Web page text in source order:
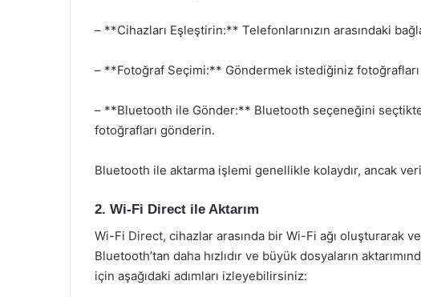
– **Cihazları Eşleştirin:** Telefonlarınızın arasındaki
– **Fotoğraf Seçimi:** Göndermek istediğiniz fotoğrafları
– **Bluetooth ile Gönder:** Bluetooth seçeneğini
fotoğrafları gönderin.
Bluetooth ile aktarma işlemi genellikle kolaydır, ancak
2. Wi-Fi Direct ile Aktarım
Wi-Fi Direct, cihazlar arasında bir Wi-Fi ağı oluşturarak
Bluetooth’tan daha hızlıdır ve büyük dosyaların
için aşağıdaki adımları izleyebilirsiniz: